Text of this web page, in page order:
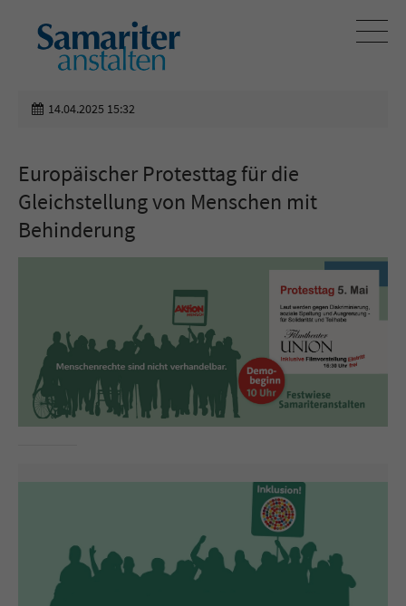
14.04.2025 15:32
Europäischer Protesttag für die
Gleichstellung von Menschen mit
Behinderung